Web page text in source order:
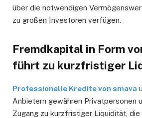
über die notwendigen
zu großen Investoren verfügen.
Fremdkapital in Form
führt zu kurzfristiger
Professionelle Kredite von smava
Anbietern gewähren Privatpersonen
Zugang zu kurzfristiger Liquidität,